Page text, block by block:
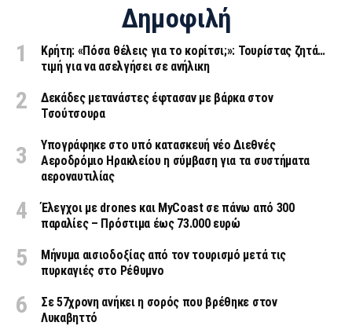
Δημοφιλή
Κρήτη: «Πόσα θέλεις για το κορίτσι;»: Τουρίστας ζητά…
τιμή για να ασελγήσει σε ανήλικη
Δεκάδες μετανάστες έφτασαν με βάρκα στον
Τσούτσουρα
Υπογράφηκε στο υπό κατασκευή νέο Διεθνές
Αεροδρόμιο Ηρακλείου η σύμβαση για τα συστήματα
αεροναυτιλίας
Έλεγχοι με drones και MyCoast σε πάνω από 300
παραλίες – Πρόστιμα έως 73.000 ευρώ
Μήνυμα αισιοδοξίας από τον τουρισμό μετά τις
πυρκαγιές στο Ρέθυμνο
Σε 57χρονη ανήκει η σορός που βρέθηκε στον
Λυκαβηττό